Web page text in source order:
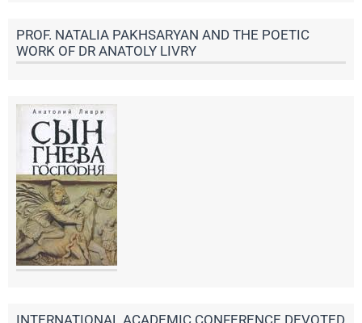
PROF. NATALIA PAKHSARYAN AND THE POETIC
WORK OF DR ANATOLY LIVRY
INTERNATIONAL ACADEMIC CONFERENCE DEVOTED